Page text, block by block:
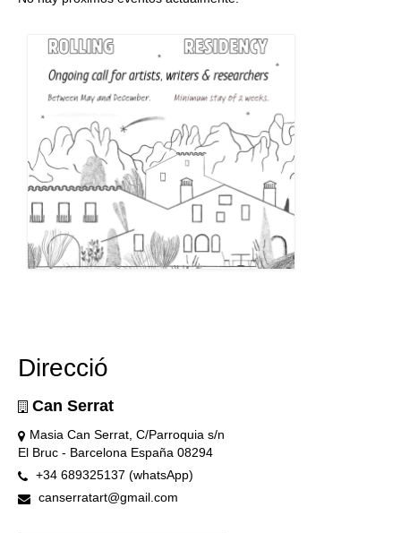
Direcció
Can Serrat
Masia Can Serrat, C/Parroquia s/n
El Bruc - Barcelona España 08294
+34 689325137 (whatsApp)
canserratart@gmail.com